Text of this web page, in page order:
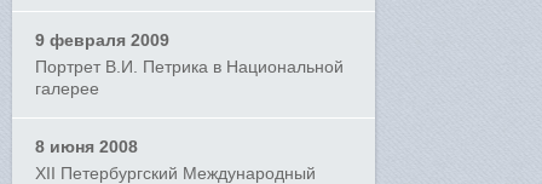
9 февраля 2009
Портрет В.И. Петрика в Национальной
галерее
8 июня 2008
XII Петербургский Международный